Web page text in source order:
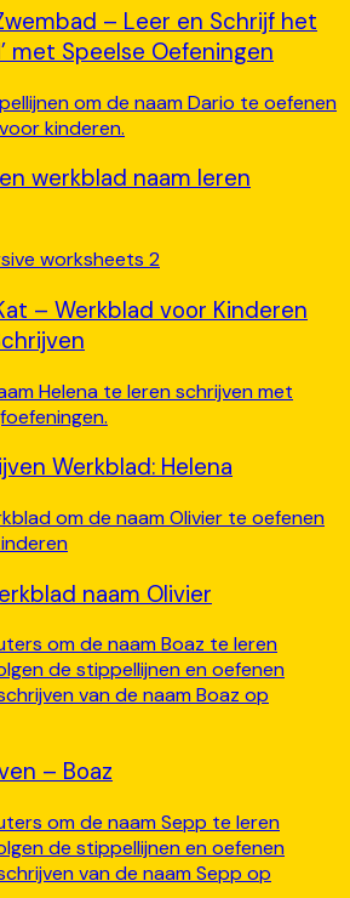
– Leer en Schrijf het
met Speelse Oefeningen
werkblad naam leren
– Werkblad voor Kinderen
Werkblad: Helena
naam Olivier
– Boaz